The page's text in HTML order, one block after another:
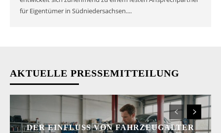
für Eigentümer in Südniedersachsen....
AKTUELLE PRESSEMITTEILUNG
DER EINFLUSS VON FAHRZEUGALTER